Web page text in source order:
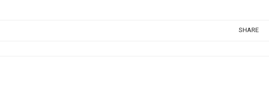
SHARE